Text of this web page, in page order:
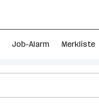
Job-Alarm Merkliste